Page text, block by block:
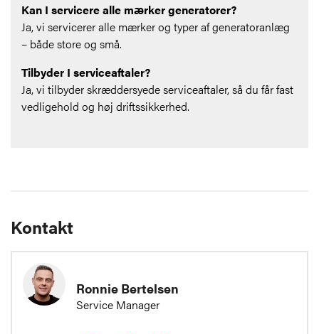
Kan I servicere alle mærker generatorer?
Ja, vi servicerer alle mærker og typer af generatoranlæg
– både store og små.
Tilbyder I serviceaftaler?
Ja, vi tilbyder skræddersyede serviceaftaler, så du får fast
vedligehold og høj driftssikkerhed.
Kontakt
Ronnie Bertelsen
Service Manager